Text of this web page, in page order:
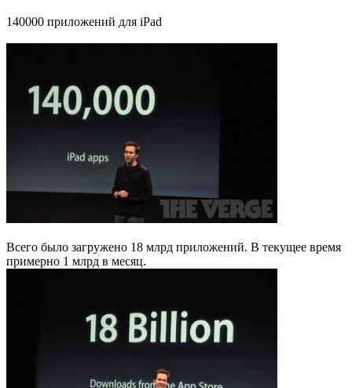
140000 приложений для iPad
Всего было загружено 18 млрд приложений. В текущее время
примерно 1 млрд в месяц.